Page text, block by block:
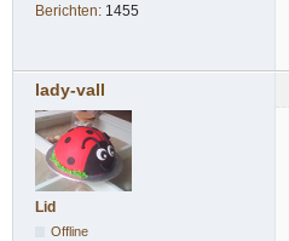
Berichten: 1455
lady-vall
Lid
Offline